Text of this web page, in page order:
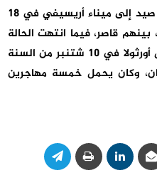
وشهدت الحالة الأولى وصول قارب صيد إلى ميناء أريسيفي في 18
وعلى متنه 14 شخصا، بينهم قاصر، فيما انتهت الحالة
الثانية بجنوح قارب آخر إلى ساحل أورثولا في 10 شتنبر من السنة
وكان يحمل خمسة مهاجرين